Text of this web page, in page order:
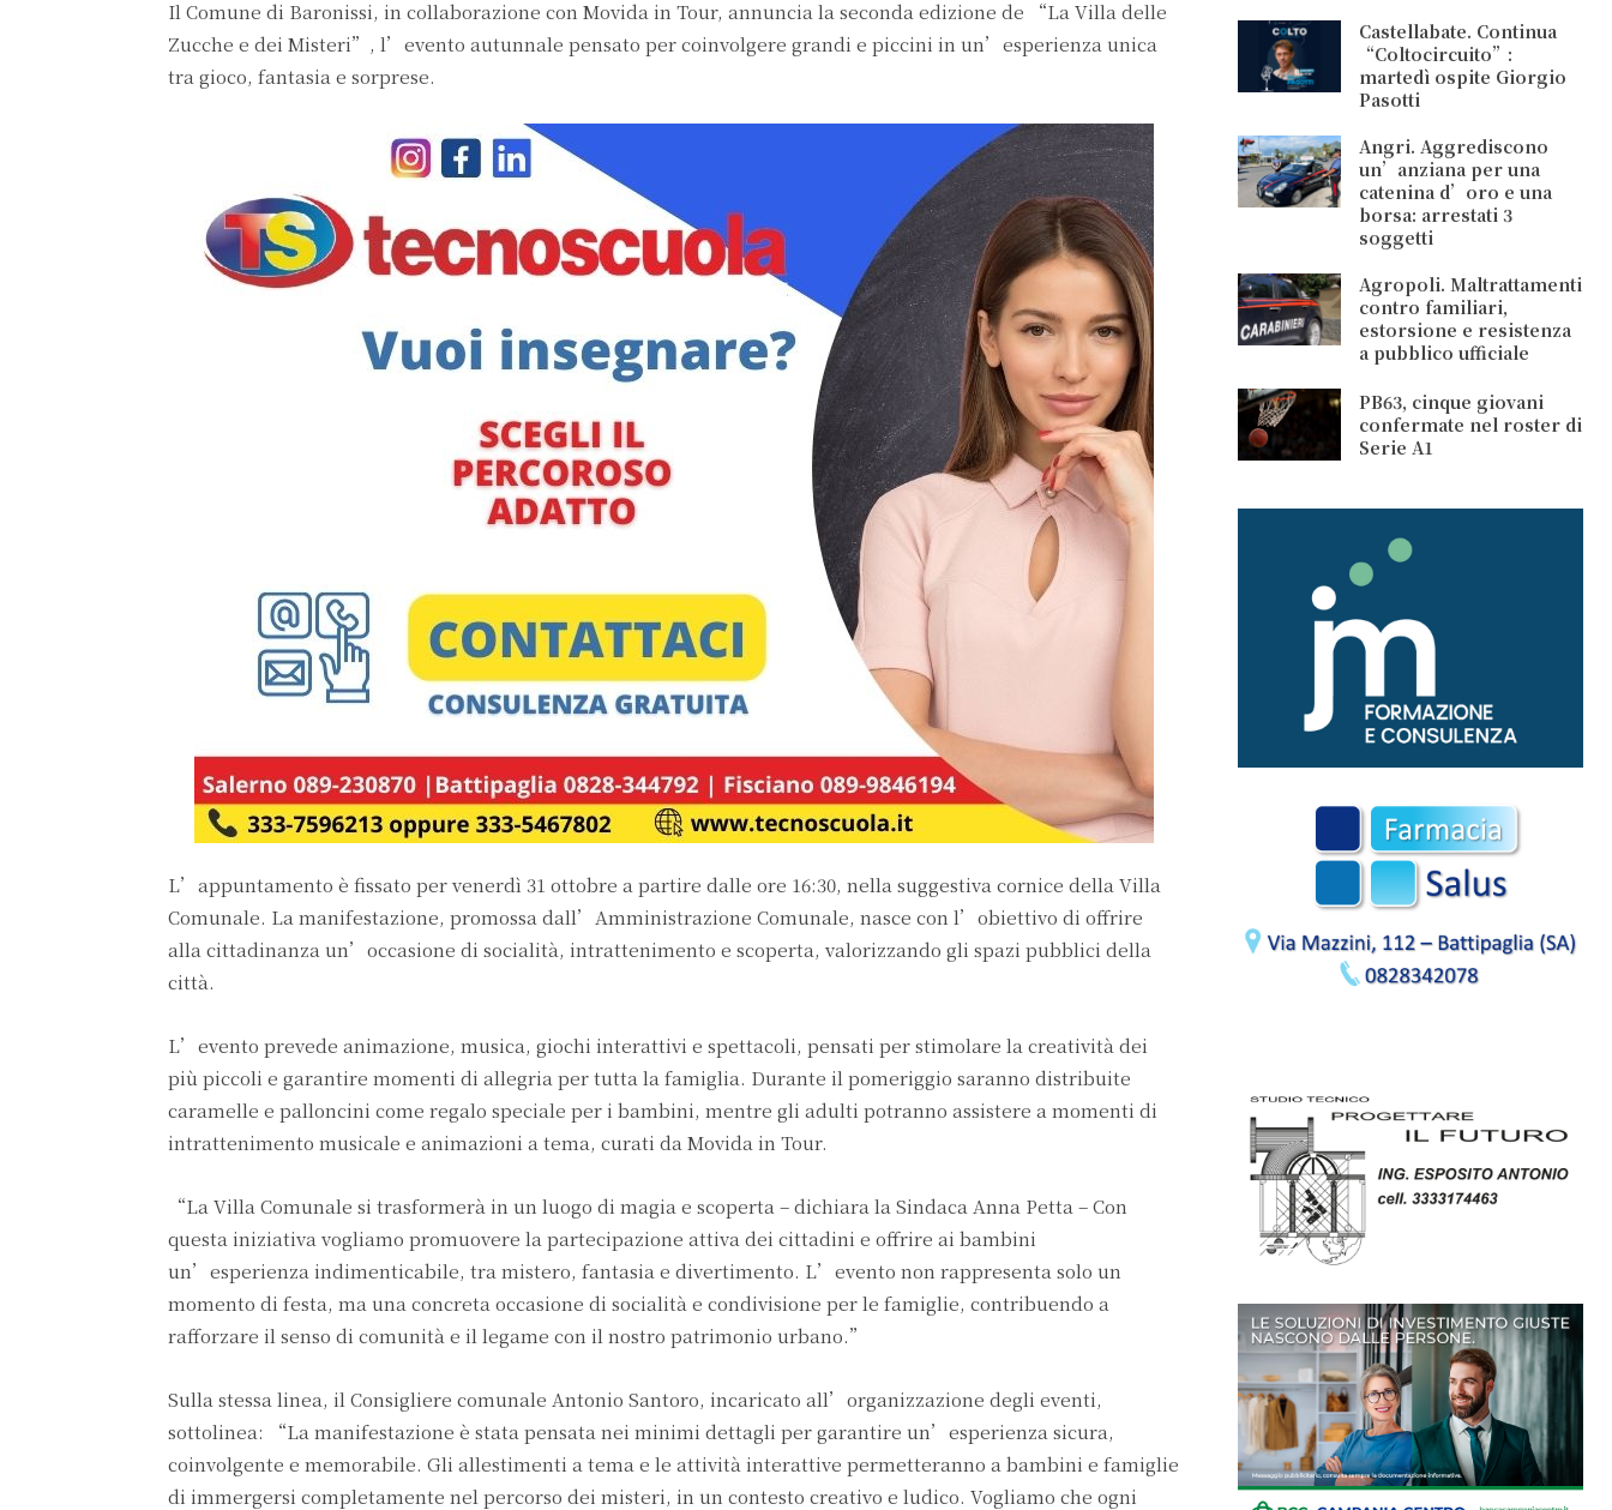
Il Comune di Baronissi, in collaborazione con Movida in Tour, annuncia la seconda edizione de “La Villa delle
Zucche e dei Misteri”, l’evento autunnale pensato per coinvolgere grandi e piccini in un’esperienza unica
tra gioco, fantasia e sorprese.
L’appuntamento è fissato per venerdì 31 ottobre a partire dalle ore 16:30, nella suggestiva cornice della Villa
Comunale. La manifestazione, promossa dall’Amministrazione Comunale, nasce con l’obiettivo di offrire
alla cittadinanza un’occasione di socialità, intrattenimento e scoperta, valorizzando gli spazi pubblici della
città.
L’evento prevede animazione, musica, giochi interattivi e spettacoli, pensati per stimolare la creatività dei
più piccoli e garantire momenti di allegria per tutta la famiglia. Durante il pomeriggio saranno distribuite
caramelle e palloncini come regalo speciale per i bambini, mentre gli adulti potranno assistere a momenti di
intrattenimento musicale e animazioni a tema, curati da Movida in Tour.
“La Villa Comunale si trasformerà in un luogo di magia e scoperta – dichiara la Sindaca Anna Petta – Con
questa iniziativa vogliamo promuovere la partecipazione attiva dei cittadini e offrire ai bambini
un’esperienza indimenticabile, tra mistero, fantasia e divertimento. L’evento non rappresenta solo un
momento di festa, ma una concreta occasione di socialità e condivisione per le famiglie, contribuendo a
rafforzare il senso di comunità e il legame con il nostro patrimonio urbano.”
Sulla stessa linea, il Consigliere comunale Antonio Santoro, incaricato all’organizzazione degli eventi,
sottolinea: “La manifestazione è stata pensata nei minimi dettagli per garantire un’esperienza sicura,
coinvolgente e memorabile. Gli allestimenti a tema e le attività interattive permetteranno a bambini e famiglie
di immergersi completamente nel percorso dei misteri, in un contesto creativo e ludico. Vogliamo che ogni
Castellabate. Continua
“Coltocircuito”:
martedì ospite Giorgio
Pasotti
Angri. Aggrediscono
un’anziana per una
catenina d’oro e una
borsa: arrestati 3
soggetti
Agropoli. Maltrattamenti
contro familiari,
estorsione e resistenza
a pubblico ufficiale
PB63, cinque giovani
confermate nel roster di
Serie A1